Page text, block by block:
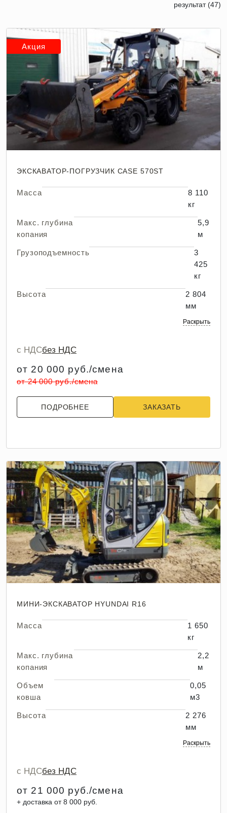
результат (47)
Акция
ЭКСКАВАТОР-ПОГРУЗЧИК CASE 570ST
Масса
8 110
кг
Макс. глубина
копания
5,9
м
Грузоподъемность
3
425
кг
Высота
2 804
мм
Раскрыть
с НДСбез НДС
от 20 000 руб./смена
от 24 000 руб./смена
ПОДРОБНЕЕ ЗАКАЗАТЬ
МИНИ-ЭКСКАВАТОР HYUNDAI R16
Масса
1 650
кг
Макс. глубина
копания
2,2
м
Объем
ковша
0,05
м3
Высота
2 276
мм
Раскрыть
с НДСбез НДС
от 21 000 руб./смена
+ доставка от 8 000 руб.